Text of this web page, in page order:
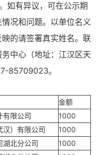
如有异议，可在公示期
况和问题。以单位名义
的请签署真实姓名。联
中心（地址：江汉区天
85709023。
金额
有限公司
1000
汉）有限公司
1000
湖北分公司
1000